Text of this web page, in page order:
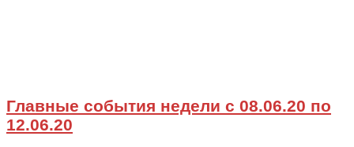
Главные события недели с 08.06.20 по
12.06.20